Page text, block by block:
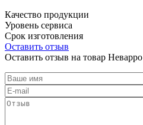
Качество продукции
Уровень сервиса
Срок изготовления
Оставить отзыв
Оставить отзыв на товар Неварро